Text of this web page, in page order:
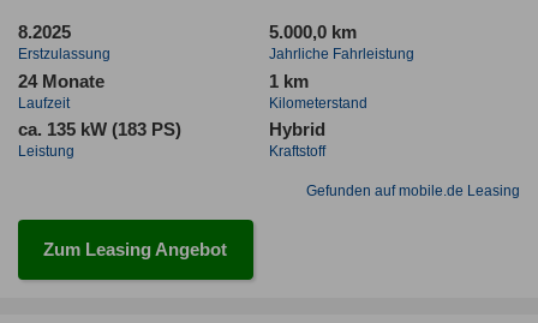
8.2025
Erstzulassung
5.000,0 km
Jahrliche Fahrleistung
24 Monate
Laufzeit
1 km
Kilometerstand
ca. 135 kW (183 PS)
Leistung
Hybrid
Kraftstoff
Gefunden auf mobile.de Leasing
Zum Leasing Angebot